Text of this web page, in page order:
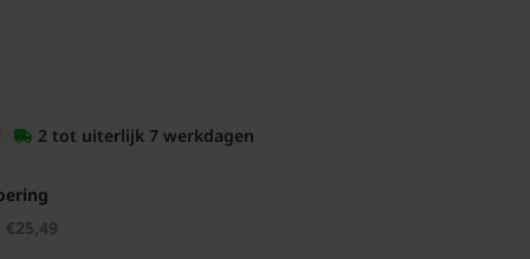
2 tot uiterlijk 7 werkdagen
€25,49